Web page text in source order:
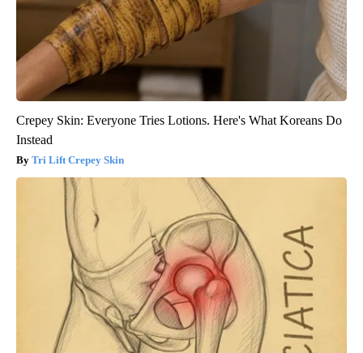
Crepey Skin: Everyone Tries Lotions. Here's What Koreans Do
Instead
Tri Lift Crepey Skin